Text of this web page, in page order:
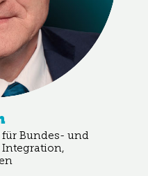
Bundes- und
Integration,